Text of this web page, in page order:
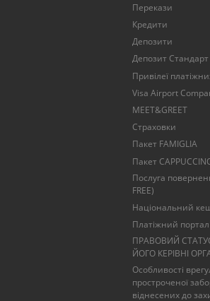
Перекази
Кредити
Депозити
Депозит Стандарт
Привілеї
Visa Airport
MEET&GREET
Страховки
Пакет FAMIGLIA
Пакет
Послуга
FREE)
Національний
Платіжний портал
ПРАВОВИЙ
ЙОГО КЕРІВНІ
Особливості
простроченої
віднесених до